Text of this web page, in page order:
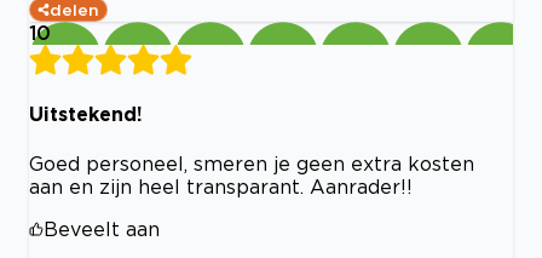
delen
10
Uitstekend!
Goed personeel, smeren je geen extra kosten
aan en zijn heel transparant. Aanrader!!
Beveelt aan